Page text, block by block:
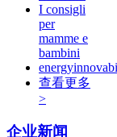
I consigli
per
mamme e
bambini
查看更多
>
企业新闻